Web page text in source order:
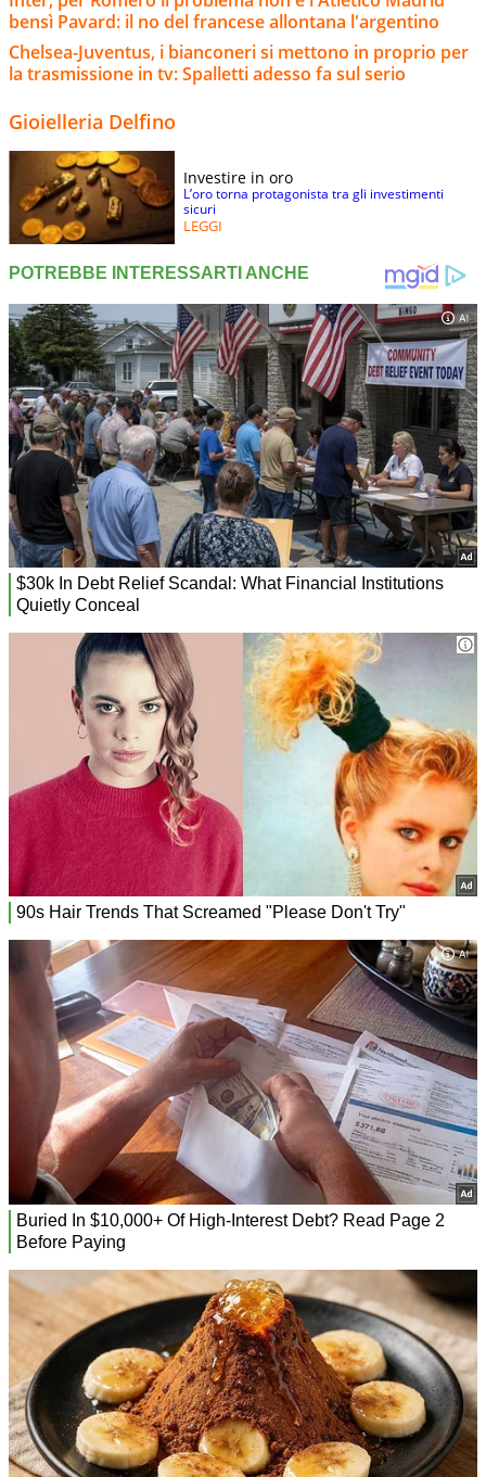
bensì Pavard: il no del francese allontana l'argentino
Chelsea-Juventus, i bianconeri si mettono in proprio per
la trasmissione in tv: Spalletti adesso fa sul serio
Gioielleria Delfino
Investire in oro
L’oro torna protagonista tra gli investimenti
sicuri
LEGGI